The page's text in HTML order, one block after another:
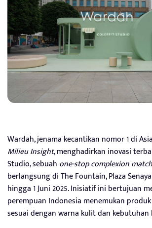
Wardah, jenama kecantikan nomor 1 di
Milieu Insight, menghadirkan inovasi
Studio, sebuah one-stop complexion
berlangsung di The Fountain, Plaza
hingga 1 Juni 2025. Inisiatif ini bertujuan
perempuan Indonesia menemukan
sesuai dengan warna kulit dan kebutuhan